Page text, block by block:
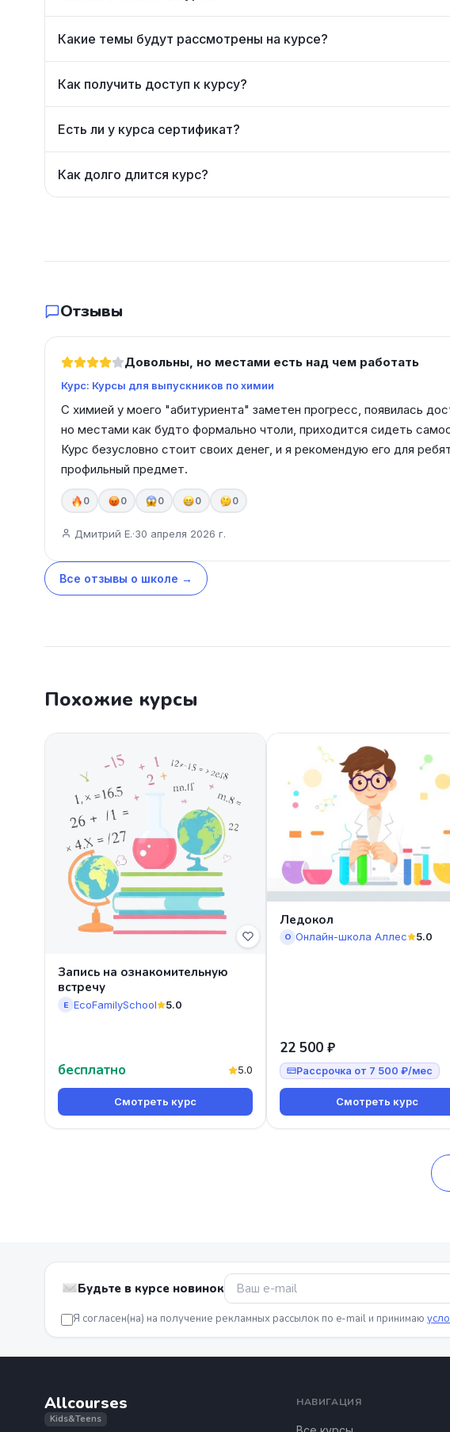
Какие темы будут рассмотрены на курсе?
Как получить доступ к курсу?
Есть ли у курса сертификат?
Как долго длится курс?
Отзывы
Довольны, но местами есть над чем работать
Курс: Курсы для выпускников по химии
С химией у моего "абитуриента" заметен прогресс, появилась
но местами как будто формально чтоли, приходится сидеть
Курс безусловно стоит своих денег, и я рекомендую его для
профильный предмет.
0 0 0 0 0
Дмитрий Е.·30 апреля 2026 г.
Все отзывы о школе →
Похожие курсы
Запись на ознакомительную
встречу
E EcoFamilySchool 5.0
бесплатно 5.0
Смотреть курс
Ледокол
О Онлайн-школа Аллес 5.0
22 500 ₽
Рассрочка от 7 500 ₽/мес
Смотреть курс
Будьте в курсе новинок
Я согласен(на) на получение рекламных рассылок по e-mail и принимаю
Allcourses
Kids&Teens
НАВИГАЦИЯ